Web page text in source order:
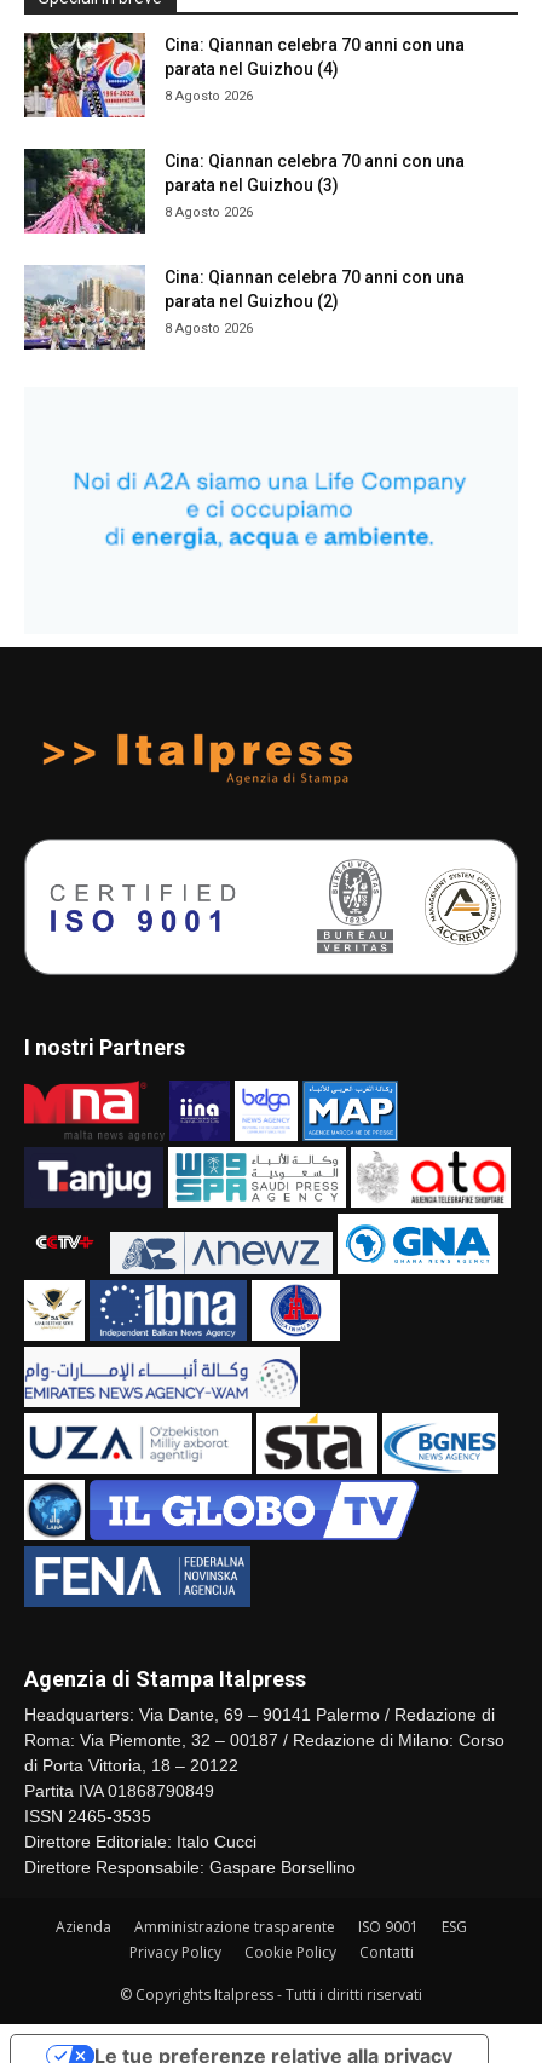
Cina: Qiannan celebra 70 anni con una
parata nel Guizhou (4)
8 Agosto 2026
Cina: Qiannan celebra 70 anni con una
parata nel Guizhou (3)
8 Agosto 2026
Cina: Qiannan celebra 70 anni con una
parata nel Guizhou (2)
8 Agosto 2026
I nostri Partners
Agenzia di Stampa Italpress
Headquarters: Via Dante, 69 – 90141 Palermo / Redazione di
Roma: Via Piemonte, 32 – 00187 / Redazione di Milano: Corso
di Porta Vittoria, 18 – 20122
Partita IVA 01868790849
ISSN 2465-3535
Direttore Editoriale: Italo Cucci
Direttore Responsabile: Gaspare Borsellino
Azienda Amministrazione trasparente ISO 9001
ESG
Privacy Policy
Cookie Policy Contatti
© Copyrights Italpress - Tutti i diritti riservati
Le tue preferenze relative alla privacy